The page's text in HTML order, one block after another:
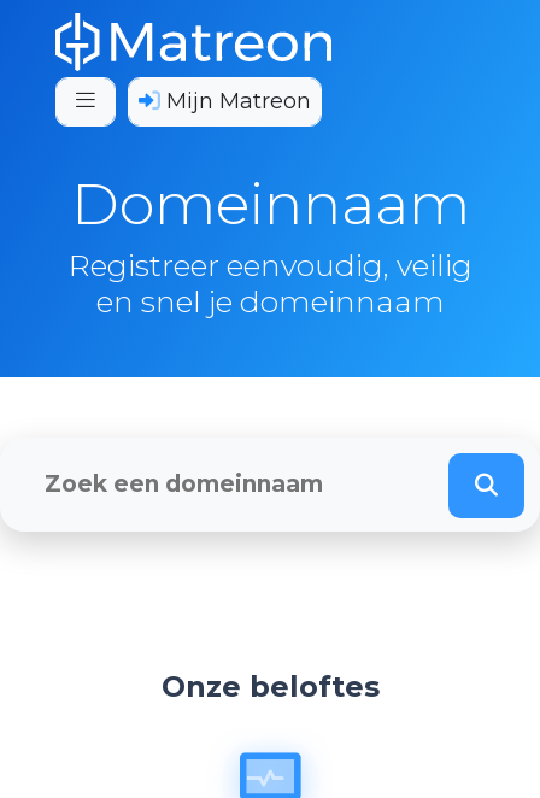
Mijn Matreon
Domeinnaam
Registreer eenvoudig, veilig
en snel je domeinnaam
Onze beloftes